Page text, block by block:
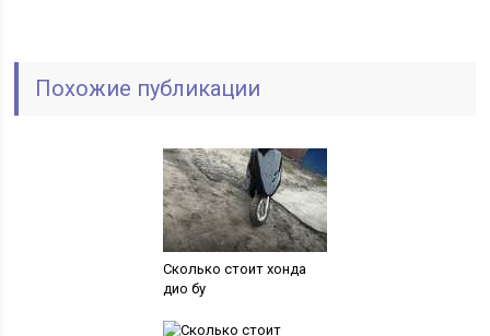
Похожие публикации
Сколько стоит хонда
дио бу